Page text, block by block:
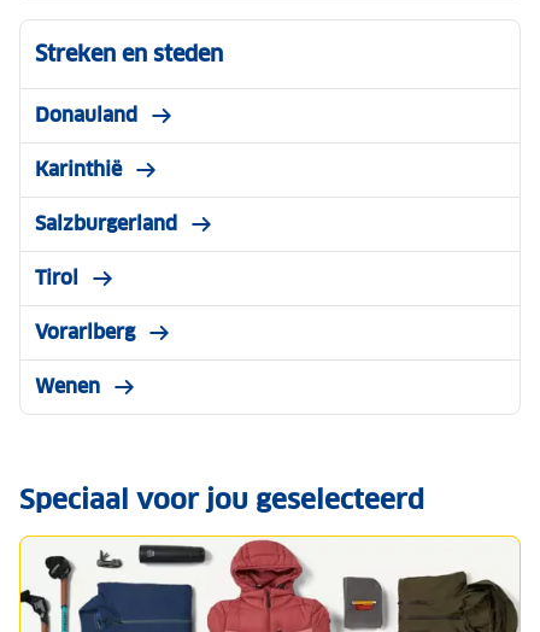
Streken en steden
Donauland
Karinthië
Salzburgerland
Tirol
Vorarlberg
Wenen
Speciaal voor jou geselecteerd